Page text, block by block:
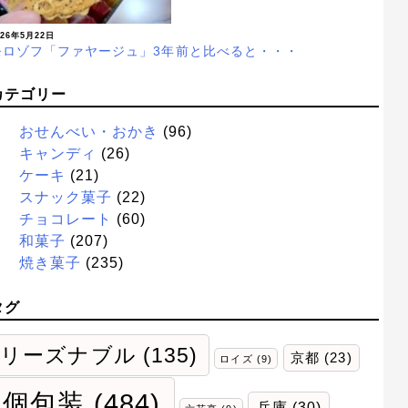
年5月22日
ゾフ「ファヤージュ」3年前と比べると・・・
テゴリー
おせんべい・おかき (96)
キャンディ (26)
ケーキ (21)
スナック菓子 (22)
チョコレート
(60)
和菓子 (207)
焼き菓子 (235)
グ
リーズナブル (135) ロイズ (9) 京都 (23)